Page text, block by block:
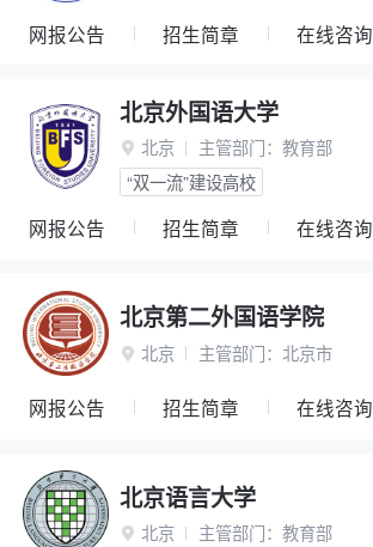
网报公告 招生简章 在线咨询
北京外国语大学
 北京 主管部门： 教育部
“双一流”建设高校
网报公告 招生简章 在线咨询
北京第二外国语学院
 北京 主管部门： 北京市
网报公告 招生简章 在线咨询
北京语言大学
 北京 主管部门： 教育部